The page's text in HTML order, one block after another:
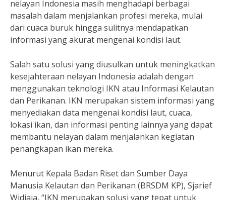
nelayan Indonesia masih menghadapi berbagai
masalah dalam menjalankan profesi mereka, mulai
dari cuaca buruk hingga sulitnya mendapatkan
informasi yang akurat mengenai kondisi laut.
Salah satu solusi yang diusulkan untuk meningkatkan
kesejahteraan nelayan Indonesia adalah dengan
menggunakan teknologi IKN atau Informasi Kelautan
dan Perikanan. IKN merupakan sistem informasi yang
menyediakan data mengenai kondisi laut, cuaca,
lokasi ikan, dan informasi penting lainnya yang dapat
membantu nelayan dalam menjalankan kegiatan
penangkapan ikan mereka.
Menurut Kepala Badan Riset dan Sumber Daya
Manusia Kelautan dan Perikanan (BRSDM KP), Sjarief
Widjaja, “IKN merupakan solusi yang tepat untuk